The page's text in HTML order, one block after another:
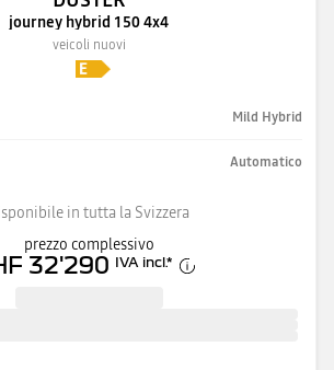
journey hybrid 150 4x4
veicoli nuovi
Mild Hybrid
Automatico
in tutta la Svizzera
prezzo complessivo
32'290 IVA incl.*